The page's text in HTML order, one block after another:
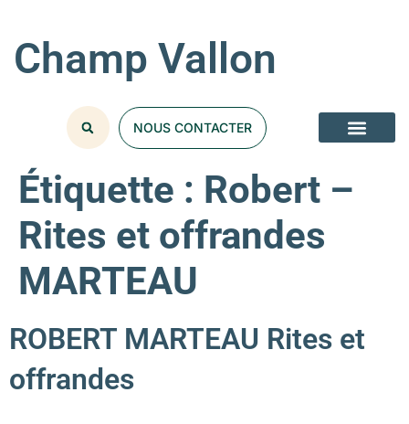
Champ Vallon
NOUS CONTACTER
Étiquette : Robert –
Rites et offrandes
MARTEAU
ROBERT MARTEAU Rites et
offrandes